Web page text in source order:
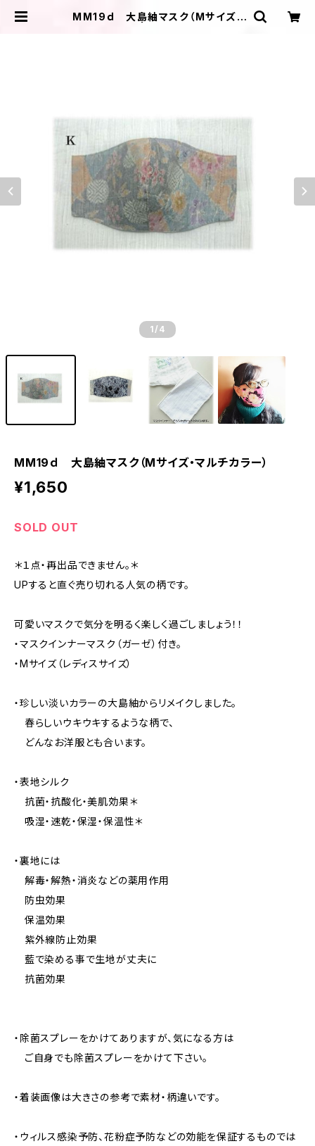
MM19ｄ 大島紬マスク（Mサイズ・
1 /4
MM19ｄ 大島紬マスク（Mサイズ・マルチカラー）
¥1,650
SOLD OUT
＊１点・再出品できません。＊
UPすると直ぐ売り切れる人気の柄です。
可愛いマスクで気分を明るく楽しく過ごしましょう！！
・マスクインナーマスク（ガーゼ）付き。
・Mサイズ（レディスサイズ）
・珍しい淡いカラーの大島紬からリメイクしました。
春らしいウキウキするような柄で、
どんなお洋服とも合います。
・表地シルク
抗菌・抗酸化・美肌効果＊
吸湿・速乾・保湿・保温性＊
・裏地には
解毒・解熱・消炎などの薬用作用
防虫効果
保温効果
紫外線防止効果
藍で染める事で生地が丈夫に
抗菌効果
・除菌スプレーをかけてありますが、気になる方は
ご自身でも除菌スプレーをかけて下さい。
・着装画像は大きさの参考で素材・柄違いです。
・ウィルス感染予防、花粉症予防などの効能を保証するものでは